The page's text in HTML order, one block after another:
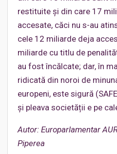
restituite și din care 17
accesate, căci nu s-au
cele 12 miliarde deja
miliarde cu titlu de
au fost încălcate; dar, în
ridicată din noroi de
europeni, este sigură
și pleava societății e pe
Autor: Europarlamentar
Piperea